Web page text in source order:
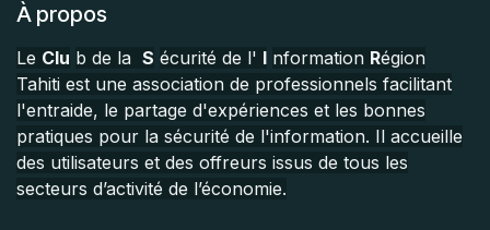
À propos
Le Clu b de la S écurité de l' I nformation Région
Tahiti est une association de professionnels facilitant
l'entraide, le partage d'expériences et les bonnes
pratiques pour la sécurité de l'information. Il accueille
des utilisateurs et des offreurs issus de tous les
secteurs d’activité de l’économie.